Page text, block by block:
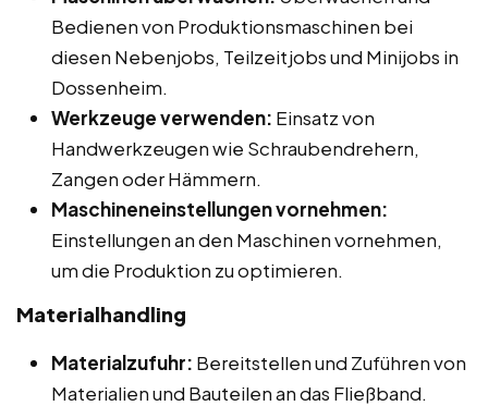
Bedienen von Produktionsmaschinen bei
diesen Nebenjobs, Teilzeitjobs und Minijobs in
Dossenheim.
Werkzeuge verwenden: Einsatz von
Handwerkzeugen wie Schraubendrehern,
Zangen oder Hämmern.
Maschineneinstellungen vornehmen:
Einstellungen an den Maschinen vornehmen,
um die Produktion zu optimieren.
Materialhandling
Materialzufuhr: Bereitstellen und Zuführen von
Materialien und Bauteilen an das Fließband.